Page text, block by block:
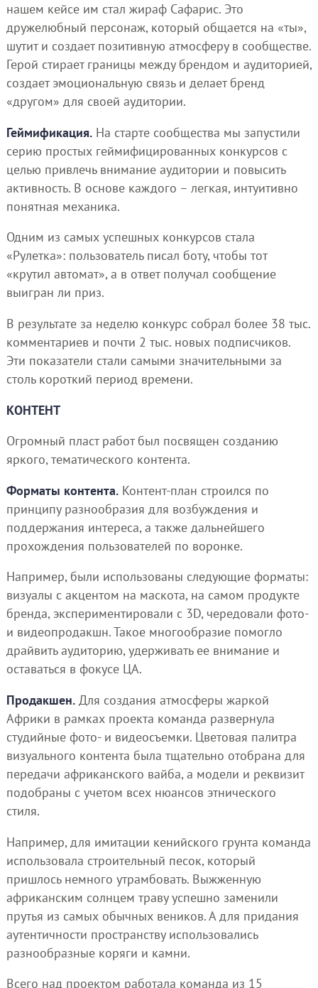
нашем кейсе им стал жираф Сафарис. Это
дружелюбный персонаж, который общается на «ты»,
шутит и создает позитивную атмосферу в сообществе.
Герой стирает границы между брендом и аудиторией,
создает эмоциональную связь и делает бренд
«другом» для своей аудитории.
Геймификация.На старте сообщества мы запустили
серию простых геймифицированных конкурсов с
целью привлечь внимание аудитории и повысить
активность. В основе каждого – легкая, интуитивно
понятная механика.
Одним из самых успешных конкурсов стала
«Рулетка»: пользователь писал боту, чтобы тот
«крутил автомат», а в ответ получал сообщение
выигран ли приз.
В результате за неделю конкурс собрал более 38 тыс.
комментариев и почти 2 тыс. новых подписчиков.
Эти показатели стали самыми значительными за
столь короткий период времени.
КОНТЕНТ
Огромный пласт работ был посвящен созданию
яркого, тематического контента.
Форматы контента.Контент-план строился по
принципу разнообразия для возбуждения и
поддержания интереса, а также дальнейшего
прохождения пользователей по воронке.
Например, были использованы следующие форматы:
визуалы с акцентом на маскота, на самом продукте
бренда, экспериментировали с 3D, чередовали фото-
и видеопродакшн. Такое многообразие помогло
драйвить аудиторию, удерживать ее внимание и
оставаться в фокусе ЦА.
Продакшен.Для создания атмосферы жаркой
Африки в рамках проекта команда развернула
студийные фото- и видеосъемки. Цветовая палитра
визуального контента была тщательно отобрана для
передачи африканского вайба, а модели и реквизит
подобраны с учетом всех нюансов этнического
стиля.
Например, для имитации кенийского грунта команда
использовала строительный песок, который
пришлось немного утрамбовать. Выжженную
африканским солнцем траву успешно заменили
прутья из самых обычных веников. А для придания
аутентичности пространству использовались
разнообразные коряги и камни.
Всего над проектом работала команда из 15